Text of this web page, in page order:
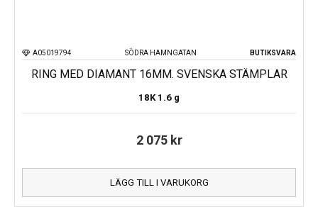
SÖDRA HAMNGATAN
A05019794 BUTIKSVARA
RING MED DIAMANT 16MM. SVENSKA STÄMPLAR
18K 1.6 g
2 075 kr
LÄGG TILL I VARUKORG